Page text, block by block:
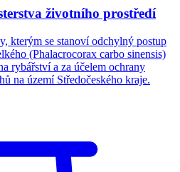
životního prostředí
kterým se stanoví odchylný postup
(Phalacrocorax carbo sinensis)
rybářství a za účelem ochrany
na území Středočeského kraje.